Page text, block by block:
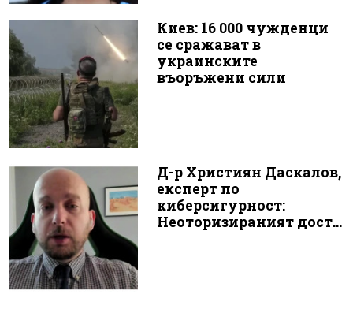
Киев: 16 000 чужденци
се сражават в
украинските
въоръжени сили
Д-р Християн Даскалов,
експерт по
киберсигурност:
Неоторизираният дост...